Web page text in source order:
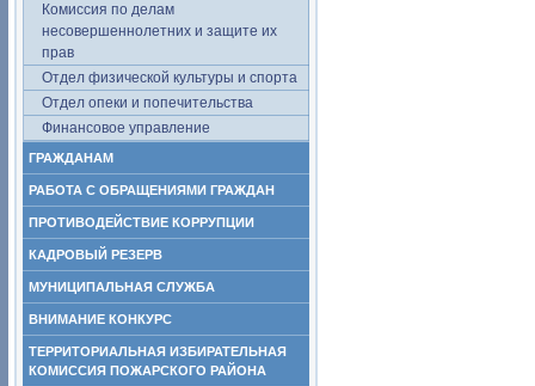
Комиссия по делам
несовершеннолетних и защите их
прав
Отдел физической культуры и спорта
Отдел опеки и попечительства
Финансовое управление
ГРАЖДАНАМ
РАБОТА С ОБРАЩЕНИЯМИ ГРАЖДАН
ПРОТИВОДЕЙСТВИЕ КОРРУПЦИИ
КАДРОВЫЙ РЕЗЕРВ
МУНИЦИПАЛЬНАЯ СЛУЖБА
ВНИМАНИЕ КОНКУРС
ТЕРРИТОРИАЛЬНАЯ ИЗБИРАТЕЛЬНАЯ
КОМИССИЯ ПОЖАРСКОГО РАЙОНА